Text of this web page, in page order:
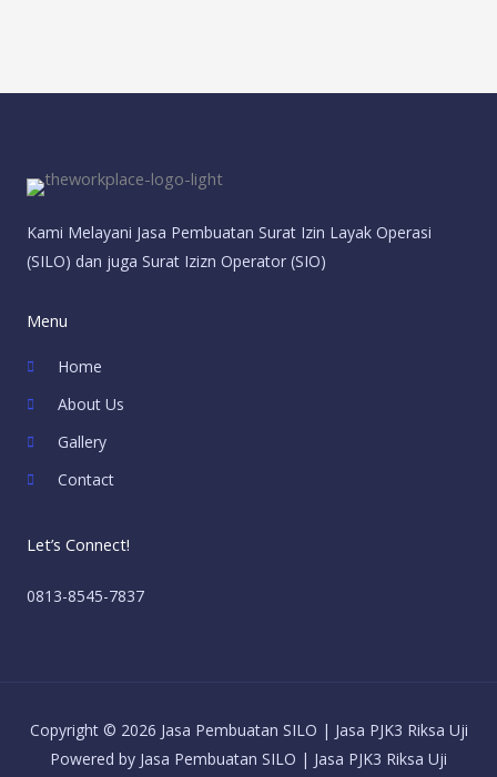
Kami Melayani Jasa Pembuatan Surat Izin Layak Operasi
(SILO) dan juga Surat Izizn Operator (SIO)
Menu
Home
About Us
Gallery
Contact
Let’s Connect!
0813-8545-7837
Copyright © 2026 Jasa Pembuatan SILO | Jasa PJK3 Riksa Uji
Powered by Jasa Pembuatan SILO | Jasa PJK3 Riksa Uji